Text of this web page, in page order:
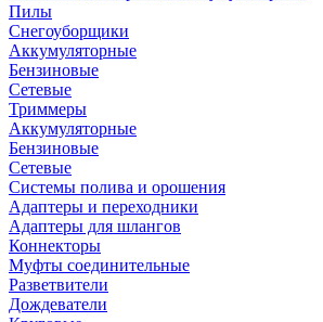
Пилы
Снегоуборщики
Аккумуляторные
Бензиновые
Сетевые
Триммеры
Аккумуляторные
Бензиновые
Сетевые
Системы полива и орошения
Адаптеры и переходники
Адаптеры для шлангов
Коннекторы
Муфты соединительные
Разветвители
Дождеватели